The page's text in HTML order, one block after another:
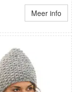
Meer info